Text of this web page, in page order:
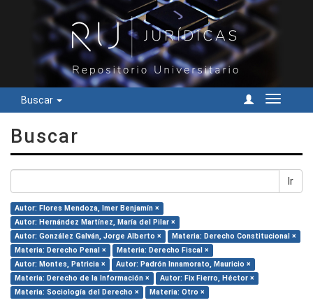
Buscar
Cambiar
Buscar
Ir
Autor: Flores Mendoza, Imer Benjamín ×
Autor: Hernández Martínez, María del Pilar ×
Autor: González Galván, Jorge Alberto ×
Materia: Derecho Constitucional ×
Materia: Derecho Penal ×
Materia: Derecho Fiscal ×
Autor: Montes, Patricia ×
Autor: Padrón Innamorato, Mauricio ×
Materia: Derecho de la Información ×
Autor: Fix Fierro, Héctor ×
Materia: Sociología del Derecho ×
Materia: Otro ×